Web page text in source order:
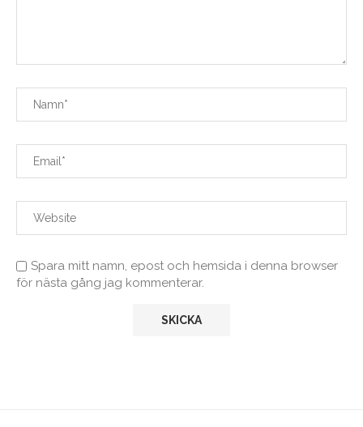
Spara mitt namn, epost och hemsida i denna browser
för nästa gång jag kommenterar.